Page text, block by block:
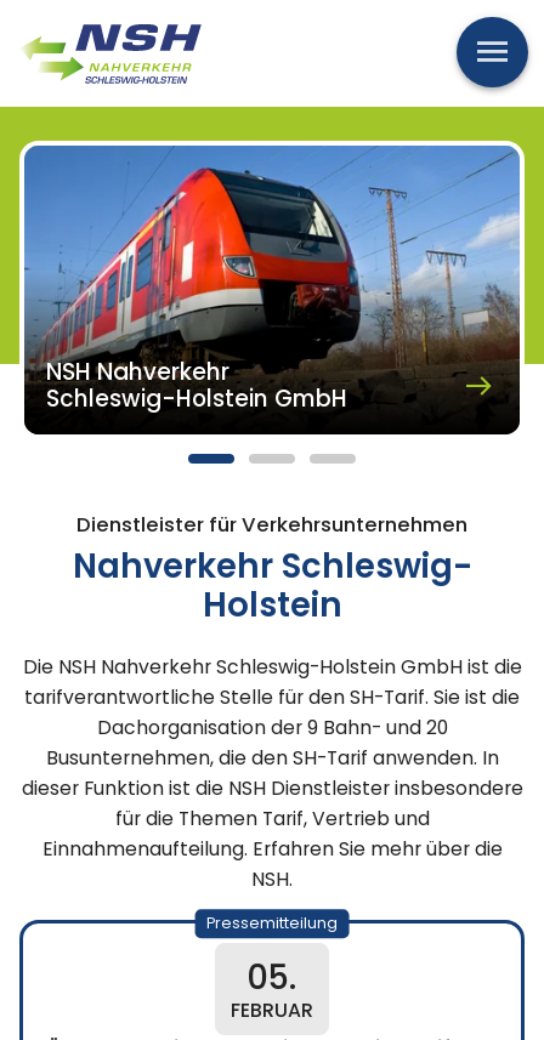
NSH Nahverkehr
Schleswig-Holstein GmbH
Dienstleister für Verkehrsunternehmen
Nahverkehr Schleswig-
Holstein
Die NSH Nahverkehr Schleswig-Holstein GmbH ist die
tarifverantwortliche Stelle für den SH-Tarif. Sie ist die
Dachorganisation der 9 Bahn- und 20
Busunternehmen, die den SH-Tarif anwenden. In
dieser Funktion ist die NSH Dienstleister insbesondere
für die Themen Tarif, Vertrieb und
Einnahmenaufteilung. Erfahren Sie mehr über die
NSH.
Pressemitteilung
05.
FEBRUAR